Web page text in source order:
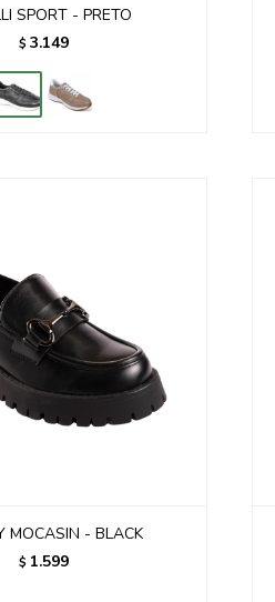
SPORT - PRETO
$ 3.149
MOCASIN - BLACK
$ 1.599